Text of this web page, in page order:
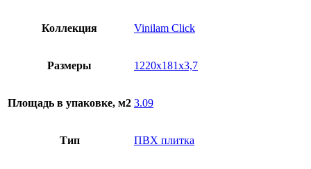
Коллекция Vinilam Click
Размеры 1220x181x3,7
Площадь в упаковке, м2 3.09
Тип ПВХ плитка